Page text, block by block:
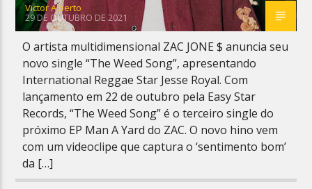
Victor Alberto
29 DE OUTUBRO DE 2021
O artista multidimensional ZAC JONE $ anuncia seu
novo single “The Weed Song”, apresentando
International Reggae Star Jesse Royal. Com
lançamento em 22 de outubro pela Easy Star
Records, “The Weed Song” é o terceiro single do
próximo EP Man A Yard do ZAC. O novo hino vem
com um videoclipe que captura o ‘sentimento bom’
da […]